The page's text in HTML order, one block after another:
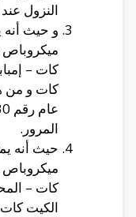
النزول
و حيث
ميكروباص
كات –
كات و من
المرور.
حيث أنه
ميكروباص
كات –
الكيت